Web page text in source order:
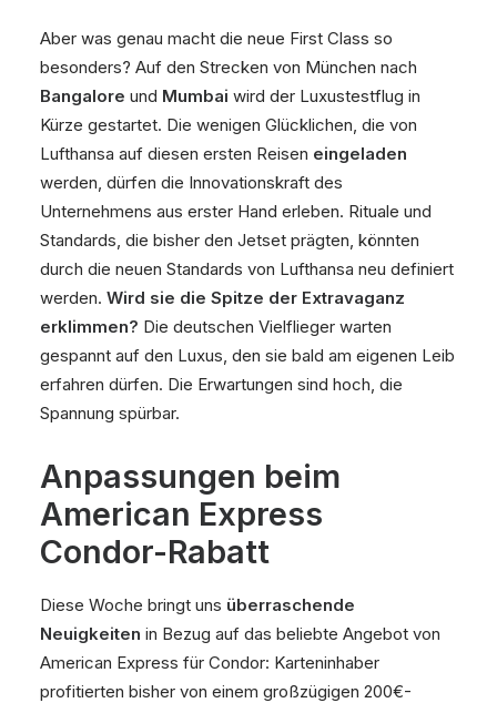
Aber was genau macht die neue First Class so
besonders? Auf den Strecken von München nach
Bangalore und Mumbai wird der Luxustestflug in
Kürze gestartet. Die wenigen Glücklichen, die von
Lufthansa auf diesen ersten Reisen eingeladen
werden, dürfen die Innovationskraft des
Unternehmens aus erster Hand erleben. Rituale und
Standards, die bisher den Jetset prägten, könnten
durch die neuen Standards von Lufthansa neu definiert
werden. Wird sie die Spitze der Extravaganz
erklimmen? Die deutschen Vielflieger warten
gespannt auf den Luxus, den sie bald am eigenen Leib
erfahren dürfen. Die Erwartungen sind hoch, die
Spannung spürbar.
Anpassungen beim
American Express
Condor-Rabatt
Diese Woche bringt uns überraschende
Neuigkeiten in Bezug auf das beliebte Angebot von
American Express für Condor: Karteninhaber
profitierten bisher von einem großzügigen 200€-